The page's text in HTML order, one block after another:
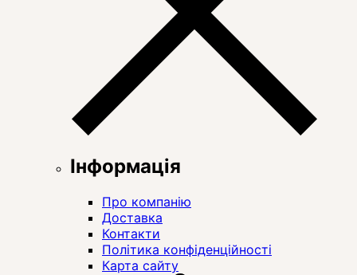
Інформація
Про компанію
Доставка
Контакти
Політика конфіденційності
Карта сайту